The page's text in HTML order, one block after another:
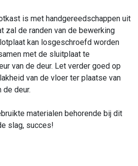
is met handgereedschappen uit
zal de randen van de bewerking
kan losgeschroefd worden
met de sluitplaat te
van de deur. Let verder goed op
van de vloer ter plaatse van
de deur.
materialen behorende bij dit
slag, succes!